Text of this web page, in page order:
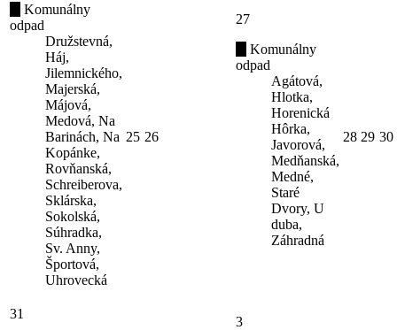
Komunálny
odpad
Družstevná,
Háj,
Jilemnického,
Majerská,
Májová,
Medová, Na
Barinách, Na
Kopánke,
Rovňanská,
Schreiberova,
Sklárska,
Sokolská,
Súhradka,
Sv. Anny,
Športová,
Uhrovecká
25 26
27
Komunálny
odpad
Agátová,
Hlotka,
Horenická
Hôrka,
Javorová,
Medňanská,
Medné,
Staré
Dvory, U
duba,
Záhradná
28 29 30
31
3